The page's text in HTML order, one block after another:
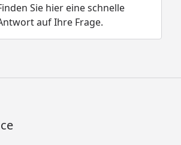
Sie hier eine schnelle
auf Ihre Frage.